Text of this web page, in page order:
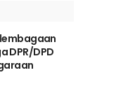
DPR/DPD